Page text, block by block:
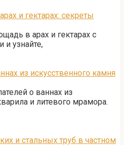
и гектарах: секреты
в арах и гектарах с
узнайте,
из искусственного камня
о ваннах из
и литевого мрамора.
и стальных труб в частном